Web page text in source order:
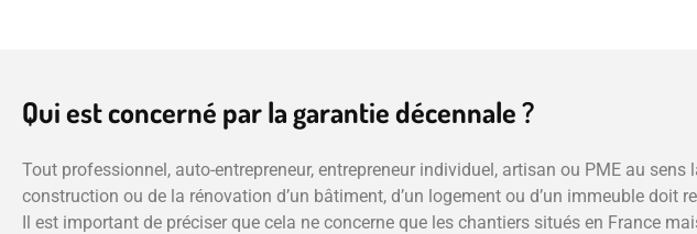
Qui est concerné par la garantie décennale ?
Tout professionnel, auto-entrepreneur, entrepreneur individuel, artisan ou PME au
construction ou de la rénovation d’un bâtiment, d’un logement ou d’un immeuble
Il est important de préciser que cela ne concerne que les chantiers situés en France